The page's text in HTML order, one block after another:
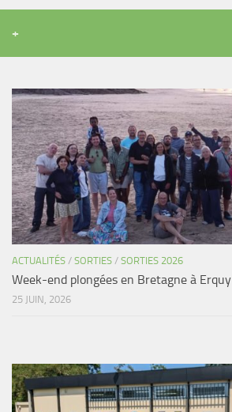
+
ACTUALITÉS / SORTIES / SORTIES 2026
Week-end plongées en Bretagne à Erquy
25 JUIN, 2026